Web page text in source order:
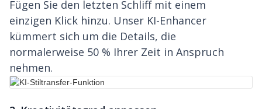
Fügen Sie den letzten Schliff mit einem
einzigen Klick hinzu. Unser KI-Enhancer
kümmert sich um die Details, die
normalerweise 50 % Ihrer Zeit in Anspruch
nehmen.